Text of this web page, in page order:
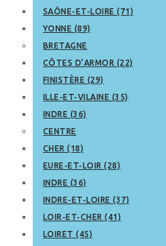
SAÔNE-ET-LOIRE (71)
YONNE (89)
BRETAGNE
CÔTES D’ARMOR (22)
FINISTÈRE (29)
ILLE-ET-VILAINE (35)
INDRE (36)
CENTRE
CHER (18)
EURE-ET-LOIR (28)
INDRE (36)
INDRE-ET-LOIRE (37)
LOIR-ET-CHER (41)
LOIRET (45)